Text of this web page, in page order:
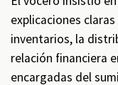
explicaciones
inventarios, la
relación financiera
encargadas del